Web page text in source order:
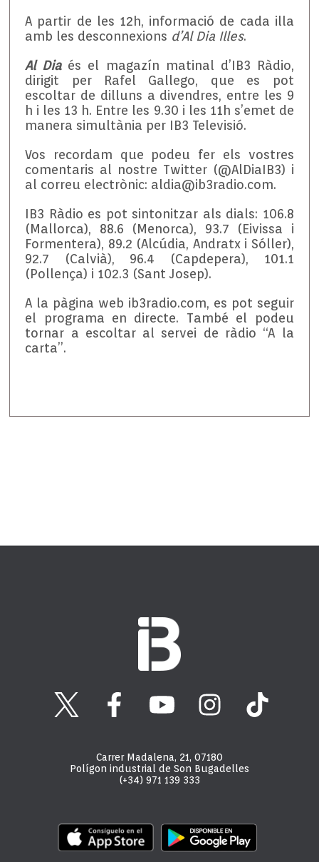
A partir de les 12h, informació de cada illa
amb les desconnexions d’Al Dia Illes.
Al Diaés el magazín matinal d’IB3 Ràdio,
dirigit per Rafel Gallego, que es pot
escoltar de dilluns a divendres, entre les 9
h i les 13 h. Entre les 9.30 i les 11h s’emet de
manera simultània per IB3 Televisió.
Vos recordam que podeu fer els vostres
comentaris al nostre Twitter (@AlDiaIB3) i
al correu electrònic: aldia@ib3radio.com.
IB3 Ràdio es pot sintonitzar als dials: 106.8
(Mallorca), 88.6 (Menorca), 93.7 (Eivissa i
Formentera), 89.2 (Alcúdia, Andratx i Sóller),
92.7 (Calvià), 96.4 (Capdepera), 101.1
(Pollença) i 102.3 (Sant Josep).
A la pàgina web ib3radio.com, es pot seguir
el programa en directe. També el podeu
tornar a escoltar al servei de ràdio “A la
carta”.
Carrer Madalena, 21, 07180
Polígon industrial de Son Bugadelles
(+34) 971 139 333